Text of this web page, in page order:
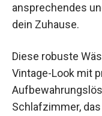
ansprechendes
dein Zuhause.
Diese robuste
Vintage-Look mit
Schlafzimmer,